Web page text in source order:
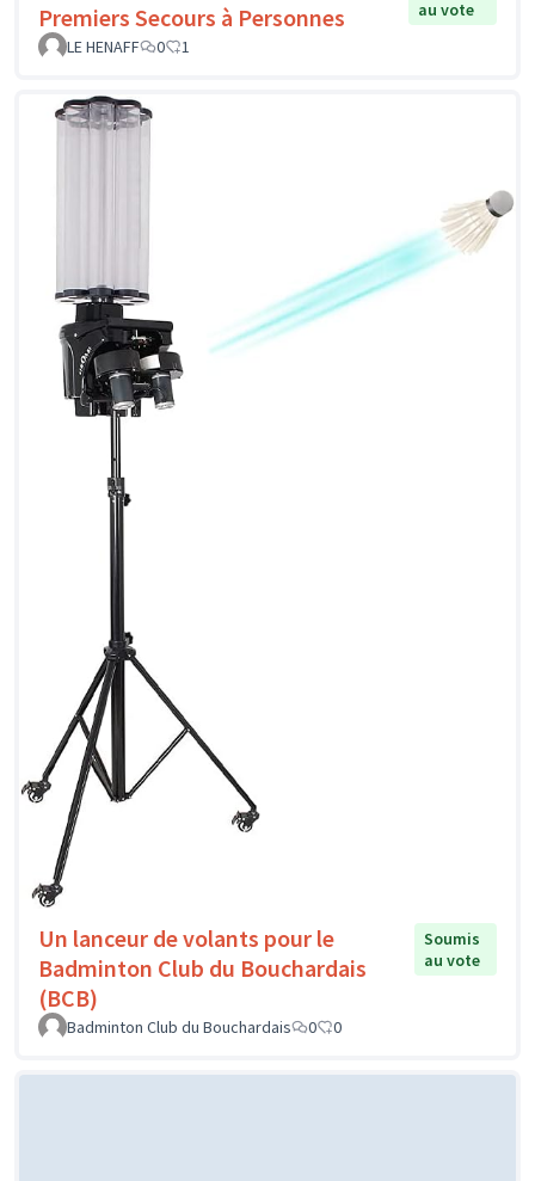
Premiers Secours à Personnes
au vote
LE HENAFF
0 1
Un lanceur de volants pour le
Badminton Club du Bouchardais
(BCB)
Soumis
au vote
Badminton Club du Bouchardais 0 0